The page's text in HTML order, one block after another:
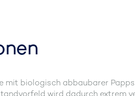
biologisch abbaubarer